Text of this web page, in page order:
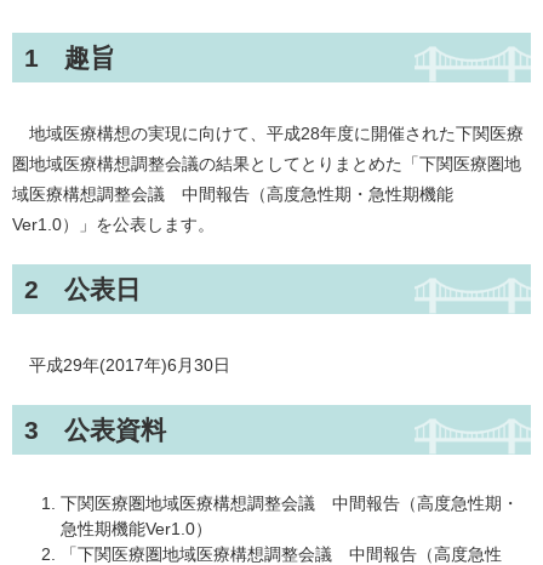
1 趣旨
地域医療構想の実現に向けて、平成28年度に開催された下関医療
圏地域医療構想調整会議の結果としてとりまとめた「下関医療圏地
域医療構想調整会議 中間報告（高度急性期・急性期機能
Ver1.0）」を公表します。
2 公表日
平成29年(2017年)6月30日
3 公表資料
下関医療圏地域医療構想調整会議 中間報告（高度急性期・
急性期機能Ver1.0）
「下関医療圏地域医療構想調整会議 中間報告（高度急性